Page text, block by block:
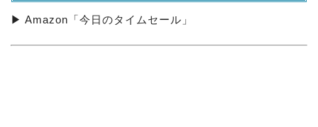
▶ Amazon「今日のタイムセール」